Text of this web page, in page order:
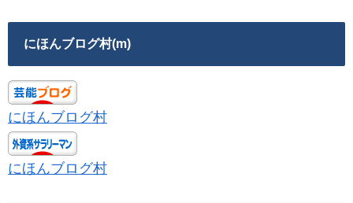
にほんブログ村(m)
にほんブログ村
にほんブログ村